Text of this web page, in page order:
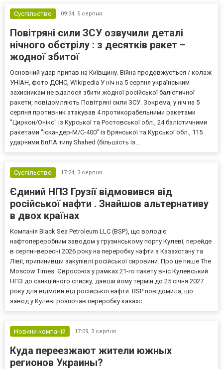
Суспільство 09:34, 5 серпня
Повітряні сили ЗСУ озвучили деталі
нічного обстрілу : з десятків ракет –
жодної збитої
Основний удар припав на Київщину. Війна продовжується / колаж
УНІАН, фото ДСНС, Wikipedia У ніч на 5 серпня українським
захисникам не вдалося збити жодної російської балістичної
ракети, повідомляють Повітряні сили ЗСУ. Зокрема, у ніч на 5
серпня противник атакував 4 протикорабельними ракетами
"Циркон/Онікс" із Курської та Ростовської обл., 24 балістичними
ракетами "Іскандер-М/С-400" із Брянської та Курської обл., 115
ударними БпЛА типу Shahed (більшість із...
Суспільство 17:24, 3 серпня
Єдиний НПЗ Грузії відмовився від
російської нафти . Знайшов альтернативу
в двох країнах
Компанія Black Sea Petroleum LLC (BSP), що володіє
нафтопереробним заводом у грузинському порту Кулеві, перейде
в серпні-вересні 2026 року на переробку нафти з Казахстану та
Лівії, припинивши закупівлі російської сировини. Про це пише The
Moscow Times. Євросоюз у рамках 21-го пакету вніс Кулевський
НПЗ до санкційного списку, давши йому термін до 25 січня 2027
року для відмови від російської нафти. BSP повідомила, що
завод у Кулеві розпочав переробку казахс...
Новини компаній 17:09, 3 серпня
Куда переезжают жители южных
регионов Украины?